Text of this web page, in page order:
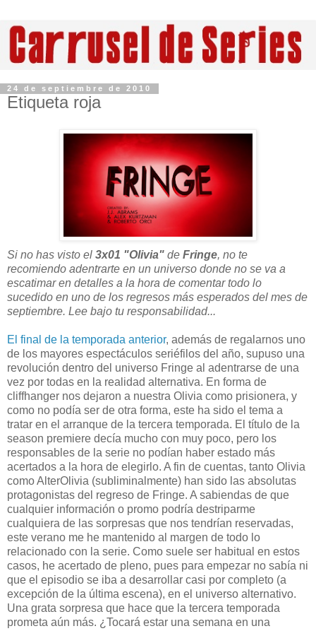
24 de septiembre de 2010
Etiqueta roja
Si no has visto el 3x01 "Olivia" de Fringe, no te
recomiendo adentrarte en un universo donde no se va a
escatimar en detalles a la hora de comentar todo lo
sucedido en uno de los regresos más esperados del mes de
septiembre. Lee bajo tu responsabilidad...
El final de la temporada anterior, además de regalarnos uno
de los mayores espectáculos seriéfilos del año, supuso una
revolución dentro del universo Fringe al adentrarse de una
vez por todas en la realidad alternativa. En forma de
cliffhanger nos dejaron a nuestra Olivia como prisionera, y
como no podía ser de otra forma, este ha sido el tema a
tratar en el arranque de la tercera temporada. El título de la
season premiere decía mucho con muy poco, pero los
responsables de la serie no podían haber estado más
acertados a la hora de elegirlo. A fin de cuentas, tanto Olivia
como AlterOlivia (subliminalmente) han sido las absolutas
protagonistas del regreso de Fringe. A sabiendas de que
cualquier información o promo podría destriparme
cualquiera de las sorpresas que nos tendrían reservadas,
este verano me he mantenido al margen de todo lo
relacionado con la serie. Como suele ser habitual en estos
casos, he acertado de pleno, pues para empezar no sabía ni
que el episodio se iba a desarrollar casi por completo (a
excepción de la última escena), en el universo alternativo.
Una grata sorpresa que hace que la tercera temporada
prometa aún más. ¿Tocará estar una semana en una